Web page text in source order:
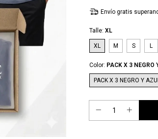
Envío gratis
Talle: XL
XL M S L
Color: PACK X 3 NEGRO
PACK X 3 NEGRO Y AZUL